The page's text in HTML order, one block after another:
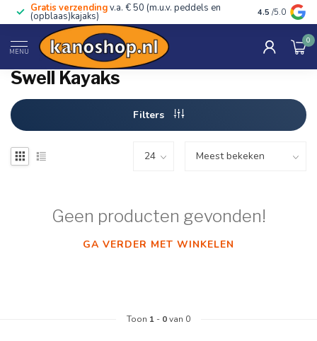
Gratis verzendingv.a. € 50 (m.u.v. peddels en
(opblaas)kajaks) Advies van
4.5 /5.0
MENU
0
Home / Merken / Swell Kayaks
Swell Kayaks
Filters
Geen producten gevonden!
GA VERDER MET WINKELEN
Toon 1 - 0van 0